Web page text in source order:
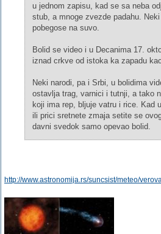
u jednom zapisu, kad se sa neba
stub, a mnoge zvezde padahu.
pobegose na suvo.
Bolid se video i u Decanima 17.
iznad crkve od istoka ka zapadu
Neki narodi, pa i Srbi, u bolidima
ostavlja trag, varnici i tutnji, a tako
koji ima rep, bljuje vatru i rice. Kad
ili prici sretnete zmaja setite se
davni svedok samo opevao bolid.
http://www.astronomija.rs/suncsist/meteo/